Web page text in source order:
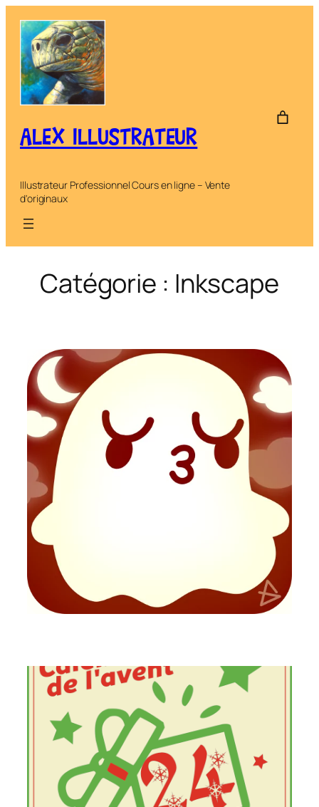
contenu
ALEX ILLUSTRATEUR
Illustrateur Professionnel Cours en ligne – Vente
d'originaux
Catégorie : Inkscape